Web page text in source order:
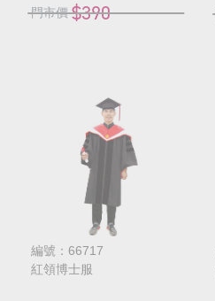
門市價 $390
編號：66717
紅領博士服